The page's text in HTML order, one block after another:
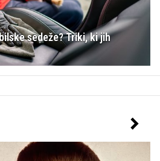
sedeže? Triki, ki jih